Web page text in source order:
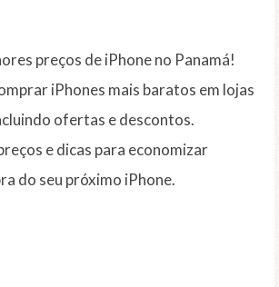
preços de iPhone no Panamá!
iPhones mais baratos em lojas
ofertas e descontos.
e dicas para economizar
do seu próximo iPhone.